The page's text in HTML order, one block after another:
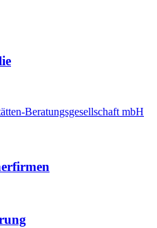
Beratungsgesellschaft mbH